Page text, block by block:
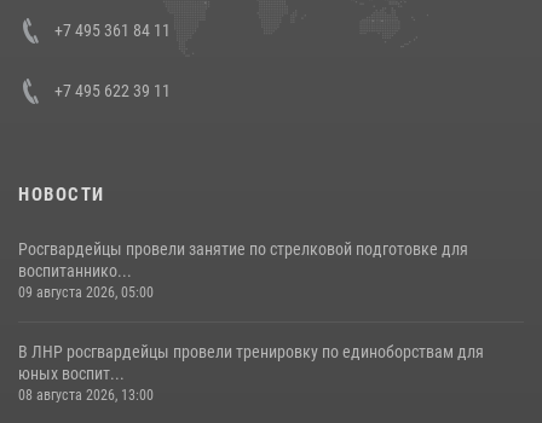
Кавказском федеральном округе Виталием Кузнецовым
+7 495 361 84 11
+7 495 622 39 11
НОВОСТИ
Росгвардейцы провели занятие по стрелковой подготовке для
воспитаннико...
09 августа 2026, 05:00
В ЛНР росгвардейцы провели тренировку по единоборствам для
юных воспит...
08 августа 2026, 13:00